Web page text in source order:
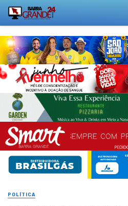
POLÍTICA